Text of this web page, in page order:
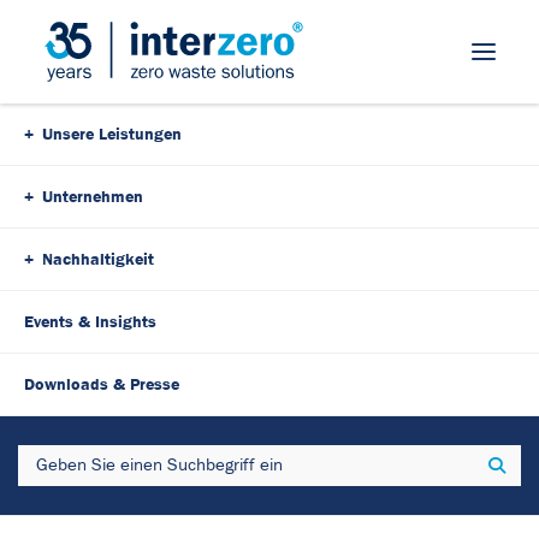
Skip Navigation
Unsere Leistungen
Unternehmen
Nachhaltigkeit
Events & Insights
Downloads & Presse
Search
Effizient, nachhaltig,
platzsparend - Die neue